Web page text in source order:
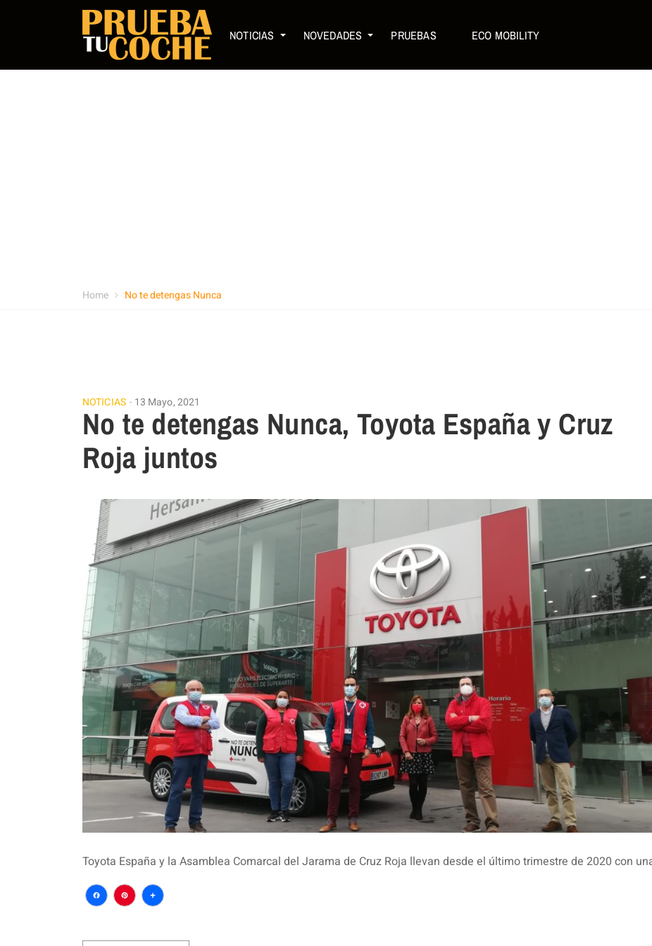
NOTICIAS NOVEDADES PRUEBAS ECO MOBILITY
Home No te detengas Nunca
NOTICIAS 13 Mayo, 2021
No te detengas Nunca, Toyota España y Cruz
Roja juntos
Toyota España y la Asamblea Comarcal del Jarama de Cruz Roja llevan desde el último trimestre de 2020 con
Facebook
Pinterest
Compartir